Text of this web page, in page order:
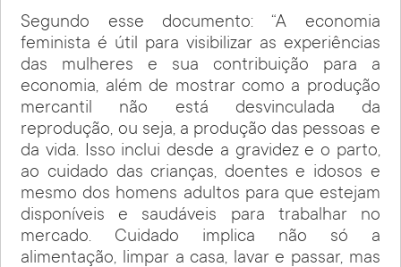
Segundo esse documento: “A economia
feminista é útil para visibilizar as experiências
das mulheres e sua contribuição para a
economia, além de mostrar como a produção
mercantil não está desvinculada da
reprodução, ou seja, a produção das pessoas e
da vida. Isso inclui desde a gravidez e o parto,
ao cuidado das crianças, doentes e idosos e
mesmo dos homens adultos para que estejam
disponíveis e saudáveis para trabalhar no
mercado. Cuidado implica não só a
alimentação, limpar a casa, lavar e passar, mas